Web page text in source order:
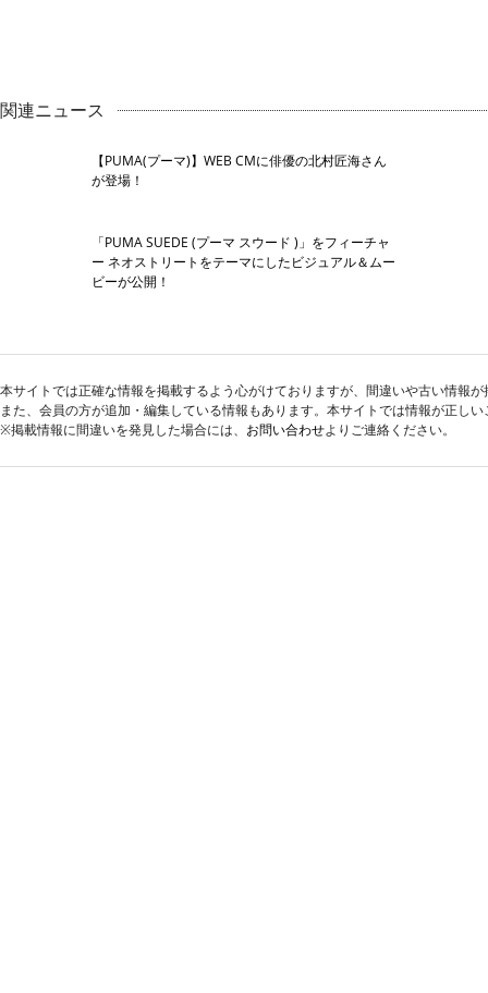
関連ニュース
【PUMA(プーマ)】WEB CMに俳優の北村匠海さん
が登場！
「PUMA SUEDE (プーマ スウード )」をフィーチャ
ー ネオストリートをテーマにしたビジュアル＆ムー
ビーが公開！
本サイトでは正確な情報を掲載するよう心がけておりますが、間違いや古い情報
また、会員の方が追加・編集している情報もあります。本サイトでは情報が正し
※掲載情報に間違いを発見した場合には、 お問い合わせよりご連絡ください。